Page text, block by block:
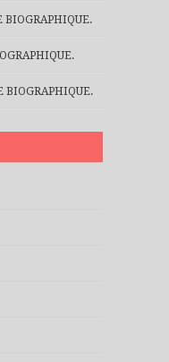
BIOGRAPHIQUE.
BIOGRAPHIQUE.